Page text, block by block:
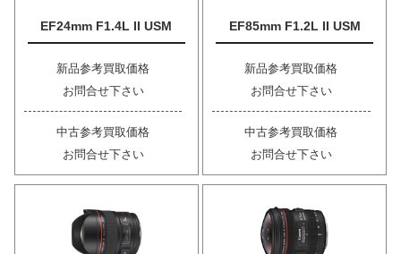
EF24mm F1.4L II USM
新品参考買取価格
お問合せ下さい
中古参考買取価格
お問合せ下さい
EF85mm F1.2L II USM
新品参考買取価格
お問合せ下さい
中古参考買取価格
お問合せ下さい